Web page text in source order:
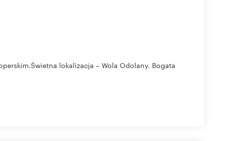
lokalizacja – Wola Odolany. Bogata